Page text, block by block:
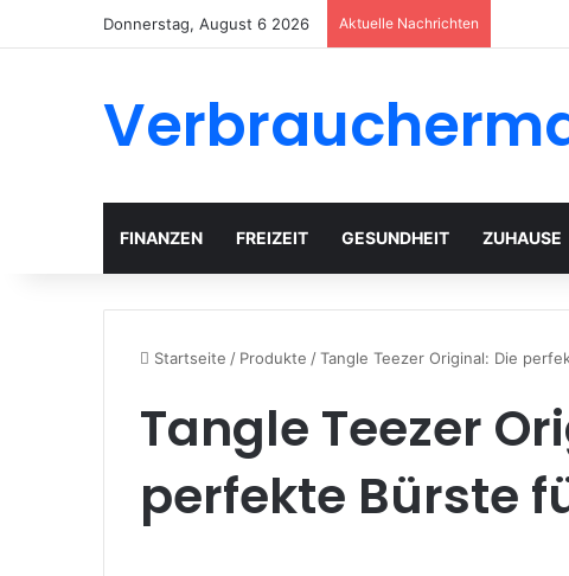
Donnerstag, August 6 2026 Aktuelle Nachrichten
FINANZEN FREIZEIT GESUNDHEIT ZUHAUSE
Startseite / Produkte /Tangle Teezer Original: Die
Tangle Teezer
perfekte Bürste